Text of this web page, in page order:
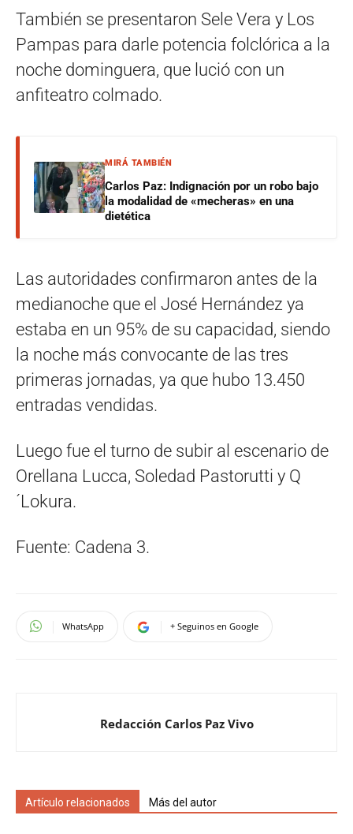
También se presentaron Sele Vera y Los
Pampas para darle potencia folclórica a la
noche dominguera, que lució con un
anfiteatro colmado.
MIRÁ TAMBIÉN
Carlos Paz: Indignación por un robo bajo
la modalidad de «mecheras» en una
dietética
Las autoridades confirmaron antes de la
medianoche que el José Hernández ya
estaba en un 95% de su capacidad, siendo
la noche más convocante de las tres
primeras jornadas, ya que hubo 13.450
entradas vendidas.
Luego fue el turno de subir al escenario de
Orellana Lucca, Soledad Pastorutti y Q
´Lokura.
Fuente: Cadena 3.
WhatsApp + Seguinos en Google
Redacción Carlos Paz Vivo
Artículo relacionados Más del autor